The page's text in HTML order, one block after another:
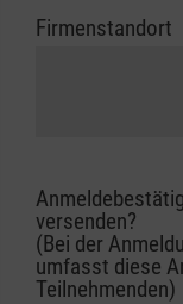
Firmenstandort
versenden?
(Bei der
umfasst diese
Teilnehmenden)